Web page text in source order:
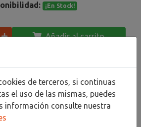
¡En Stock!
Añadir al carrito
Descripción
de terceros, si continuas
el uso de las mismas, puedes
información consulte nuestra